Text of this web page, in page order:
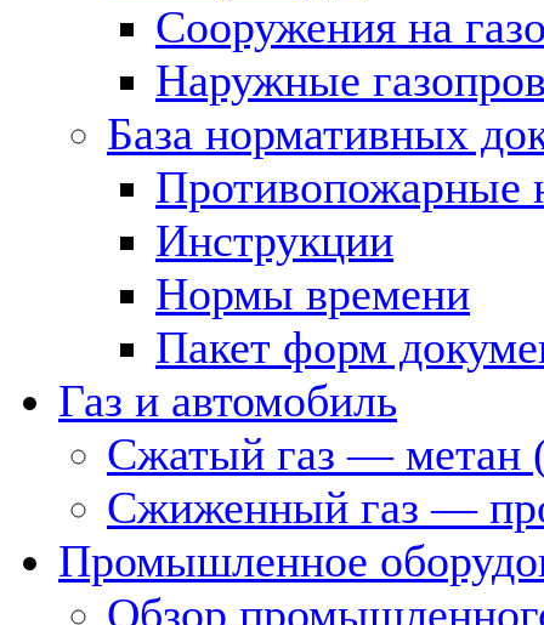
Сооружения на
Наружные
База нормативных
Противопожарные
Инструкции
Нормы времени
Пакет форм
Газ и автомобиль
Сжатый газ — метан
Сжиженный газ —
Промышленное
Обзор